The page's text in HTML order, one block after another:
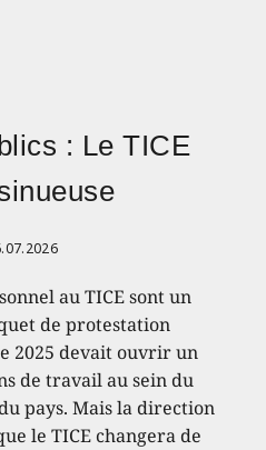
: Le TICE
au TICE sont un
de protestation
2025 devait ouvrir un
de travail au sein du
pays. Mais la direction
le TICE changera de